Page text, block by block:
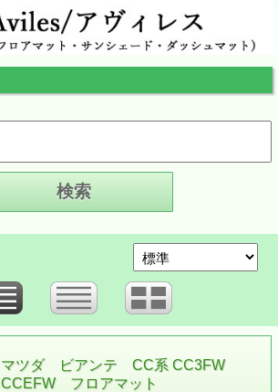
マツダ ビアンテ CC系 CC3FW
CCEFW フロアマット